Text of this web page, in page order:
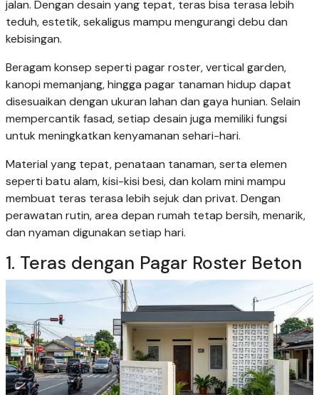
jalan. Dengan desain yang tepat, teras bisa terasa lebih
teduh, estetik, sekaligus mampu mengurangi debu dan
kebisingan.
Beragam konsep seperti pagar roster, vertical garden,
kanopi memanjang, hingga pagar tanaman hidup dapat
disesuaikan dengan ukuran lahan dan gaya hunian. Selain
mempercantik fasad, setiap desain juga memiliki fungsi
untuk meningkatkan kenyamanan sehari-hari.
Material yang tepat, penataan tanaman, serta elemen
seperti batu alam, kisi-kisi besi, dan kolam mini mampu
membuat teras terasa lebih sejuk dan privat. Dengan
perawatan rutin, area depan rumah tetap bersih, menarik,
dan nyaman digunakan setiap hari.
1. Teras dengan Pagar Roster Beton